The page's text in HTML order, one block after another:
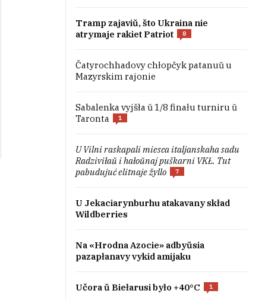
Tramp zajaviŭ, što Ukraina nie
atrymaje rakiet Patriot
8
Čatyrochhadovy chłopčyk patanuŭ u
Mazyrskim rajonie
Sabalenka vyjšła ŭ 1/8 finału turniru ŭ
Taronta
1
U Vilni raskapali miesca italjanskaha sadu
Radziviłaŭ i hałoŭnaj puškarni VKŁ. Tut
pabudujuć elitnaje žyllo
7
U Jekaciarynburhu atakavany skład
Wildberries
Na «Hrodna Azocie» adbyŭsia
pazapłanavy vykid amijaku
Učora ŭ Biełarusi było +40°C 1